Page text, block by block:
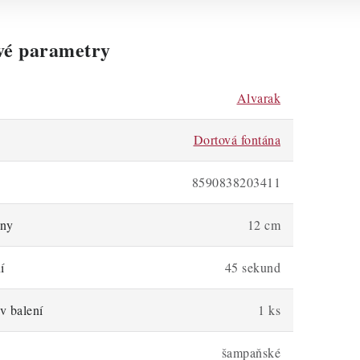
parametry
Alvarak
Dortová fontána
8590838203411
12 cm
45 sekund
balení 1 ks
šampaňské